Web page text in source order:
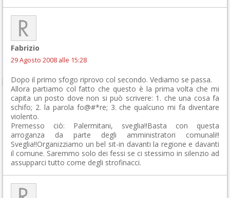
Fabrizio
29 Agosto 2008 alle 15:28
Dopo il primo sfogo riprovo col secondo. Vediamo se passa.
Allora partiamo col fatto che questo è la prima volta che mi
capita un posto dove non si può scrivere: 1. che una cosa fa
schifo; 2. la parola fo@#*re; 3. che qualcuno mi fa diventare
violento.
Premesso ciò: Palermitani, sveglia!!Basta con questa
arroganza da parte degli amministratori comunali!!
Sveglia!!Organizziamo un bel sit-in davanti la regione e davanti
il comune. Saremmo solo dei fessi se ci stessimo in silenzio ad
assupparci tutto come degli strofinacci.